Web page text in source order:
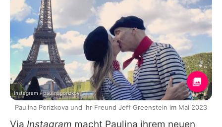
Via Instagram macht Paulina ihrem neuen
Instagram / paulinaporizkov
Paulina Porizkova und ihr Freund Jeff Greenstein im Mai 2023